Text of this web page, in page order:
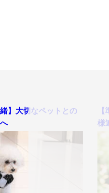
】大切なペットとの
様